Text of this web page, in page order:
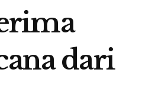
dari